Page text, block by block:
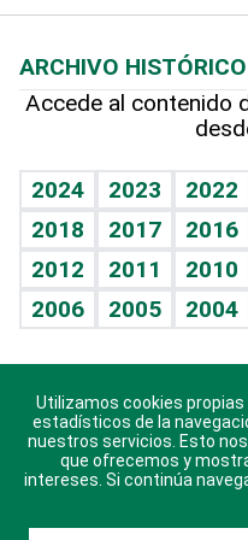
Hablando con el pediatra
Vida y familia
Eñe
Celebrando la vida
Sin complejos
En pocas palabras
Escuchando al corazón
Economía Personal
Línea de hit
TBT Deportivo
Más firmas
Hecho en casa
Guía del dinero
Cumpleaños
Horóscopos
Crucigramas
ARCHIVO HISTÓRICO
Accede al contenido
2024 2023 2022
2018
2017 2016
2012
2011 2010
2006
2005 2004
Descarga nuestras
Utilizamos cookies
estadísticos de la
nuestros servicios. Esto
que ofrecemos y
intereses. Si continúa